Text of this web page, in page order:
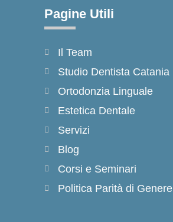
Pagine Utili
Il Team
Studio Dentista Catania
Ortodonzia Linguale
Estetica Dentale
Servizi
Blog
Corsi e Seminari
Politica Parità di Genere